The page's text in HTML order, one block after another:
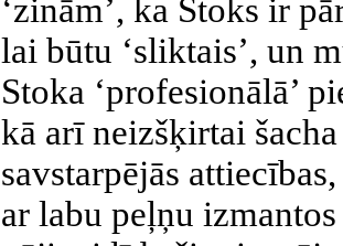
‘zinām’, ka Stoks ir
lai būtu ‘sliktais’, un
Stoka ‘profesionālā’
kā arī neizšķirtai
savstarpējās
ar labu peļņu